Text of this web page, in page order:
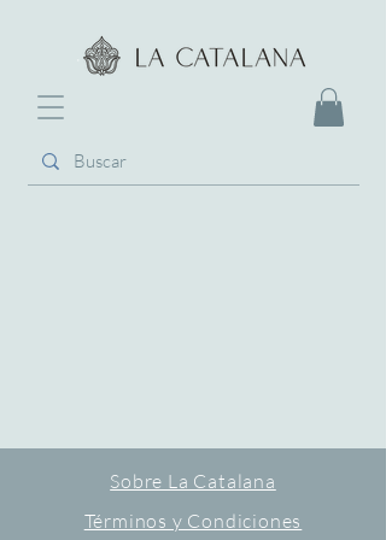
Sobre La Catalana
Términos y Condiciones